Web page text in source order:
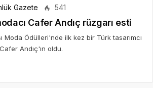
Gazete 541
Cafer Andıç rüzgarı esti
Moda Ödülleri'nde ilk kez bir Türk tasarımcı
Andıç'ın oldu.